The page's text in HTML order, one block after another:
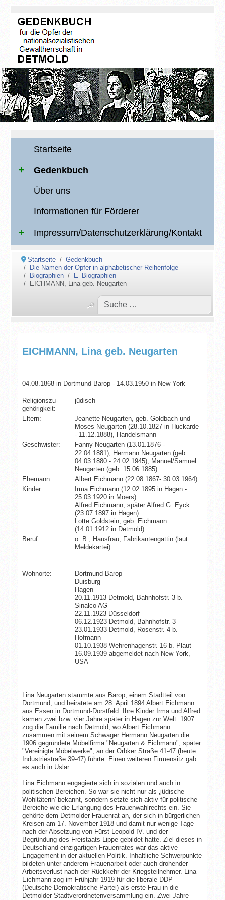
Startseite
Gedenkbuch
Über uns
Informationen für Förderer
Impressum/Datenschutzerklärung/Kontakt
Startseite
Gedenkbuch
Die Namen der Opfer in alphabetischer Reihenfolge
Biographien
E_Biographien
EICHMANN, Lina geb. Neugarten
EICHMANN, Lina geb. Neugarten
04.08.1868 in Dortmund-Barop - 14.03.1950 in New York
Religionszu­
gehörigkeit:
jüdisch
Eltern:
Jeanette Neugarten, geb. Goldbach und
Moses Neugarten (28.10.1827 in Huckarde
- 11.12.1888), Handelsmann
Geschwister:
Fanny Neugarten (13.01.1876 -
22.04.1881), Hermann Neugarten (geb.
04.03.1880 - 24.02.1945), Manuel/Samuel
Neugarten (geb. 15.06.1885)
Ehemann:
Albert Eichmann (22.08.1867- 30.03.1964)
Kinder:
Irma Eichmann (12.02.1895 in Hagen -
25.03.1920 in Moers)
Alfred Eichmann, später Alfred G. Eyck
(23.07.1897 in Hagen)
Lotte Goldstein, geb. Eichmann
(14.01.1912 in Detmold)
Beruf:
o. B., Hausfrau, Fabrikantengattin (laut
Meldekartei)
Wohnorte:
Dortmund-Barop
Duisburg
Hagen
20.11.1913 Detmold, Bahnhofstr. 3 b.
Sinalco AG
22.11.1923 Düsseldorf
06.12.1923 Detmold, Bahnhofstr. 3
23.01.1933 Detmold, Rosenstr. 4 b.
Hofmann
01.10.1938 Wehrenhagenstr. 16 b. Plaut
16.09.1939 abgemeldet nach New York,
USA
Lina Neugarten stammte aus Barop, einem Stadtteil von
Dortmund, und heiratete am 28. April 1894 Albert Eichmann
aus Essen in Dortmund-Dorstfeld. Ihre Kinder Irma und Alfred
kamen zwei bzw. vier Jahre später in Hagen zur Welt. 1907
zog die Familie nach Detmold, wo Albert Eichmann
zusammen mit seinem Schwager Hermann Neugarten die
1906 gegründete Möbelfirma "Neugarten & Eichmann", später
"Vereinigte Möbelwerke", an der Orbker Straße 41-47 (heute:
Industriestraße 39-47) führte. Einen weiteren Firmensitz gab
es auch in Uslar.
Lina Eichmann engagierte sich in sozialen und auch in
politischen Bereichen. So war sie nicht nur als ‚jüdische
Wohltäterin' bekannt, sondern setzte sich aktiv für politische
Bereiche wie die Erlangung des Frauenwahlrechts ein. Sie
gehörte dem Detmolder Frauenrat an, der sich in bürgerlichen
Kreisen am 17. November 1918 und damit nur wenige Tage
nach der Absetzung von Fürst Leopold IV. und der
Begründung des Freistaats Lippe gebildet hatte. Ziel dieses in
Deutschland einzigartigen Frauenrates war das aktive
Engagement in der aktuellen Politik. Inhaltliche Schwerpunkte
bildeten unter anderem Frauenarbeit oder auch drohender
Arbeitsverlust nach der Rückkehr der Kriegsteilnehmer. Lina
Eichmann zog im Frühjahr 1919 für die liberale DDP
(Deutsche Demokratische Partei) als erste Frau in die
Detmolder Stadtverordnetenversammlung ein. Zwei Jahre